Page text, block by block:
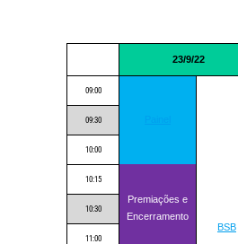
23/9/22
09:00
BSB
09:30
10:00
10:15
Premiações e
Encerramento
10:30
11:00